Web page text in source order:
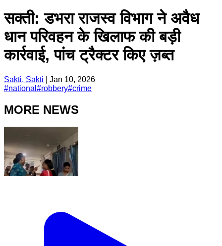
सक्ती: डभरा राजस्व विभाग ने अवैध
धान परिवहन के खिलाफ की बड़ी
कार्रवाई, पांच ट्रैक्टर किए ज़ब्त
Sakti, Sakti
Jan 10, 2026
#national #robbery#crime
MORE NEWS